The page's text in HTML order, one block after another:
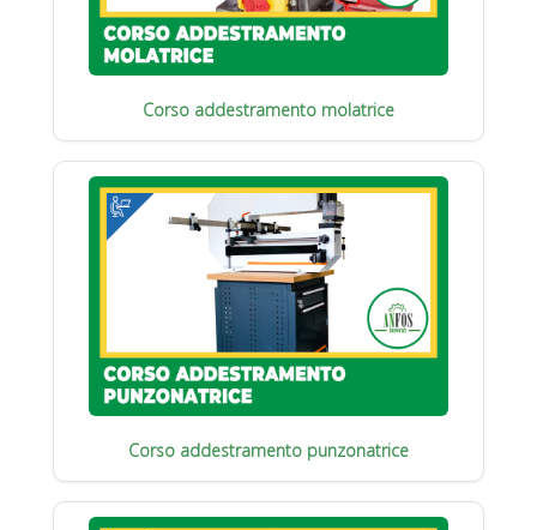
Corso addestramento molatrice
Corso addestramento punzonatrice